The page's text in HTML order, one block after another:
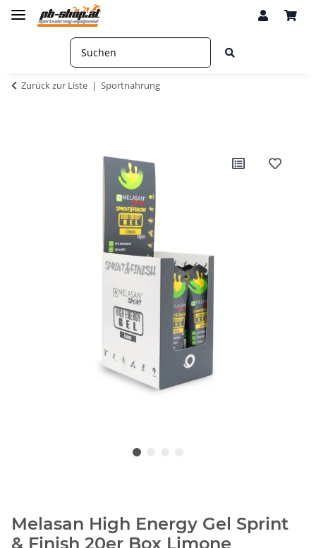
Zurück zur Liste Sportnahrung
Melasan High Energy Gel Sprint
& Finish 20er Box Limone